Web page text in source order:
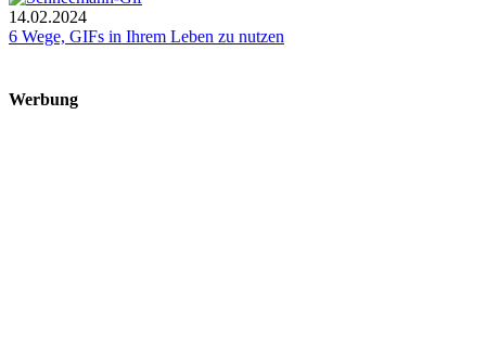
14.02.2024
6 Wege, GIFs in Ihrem Leben zu nutzen
Werbung